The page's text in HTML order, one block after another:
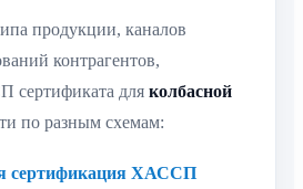
продукции, каналов
контрагентов,
для колбасной
по разным схемам:
сертификация ХАССП